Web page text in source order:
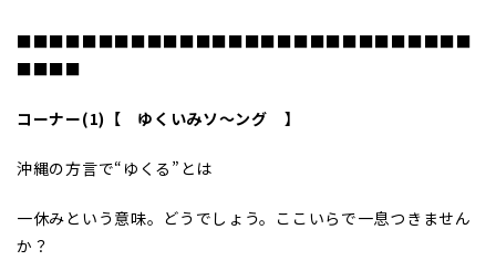
■■■■■■■■■■■■■■■■■■■■■■■■■■■■
■■■■
コーナー(1)【 ゆくいみソ～ング 】
沖縄の方言で“ゆくる”とは
一休みという意味。どうでしょう。ここいらで一息つきません
か？